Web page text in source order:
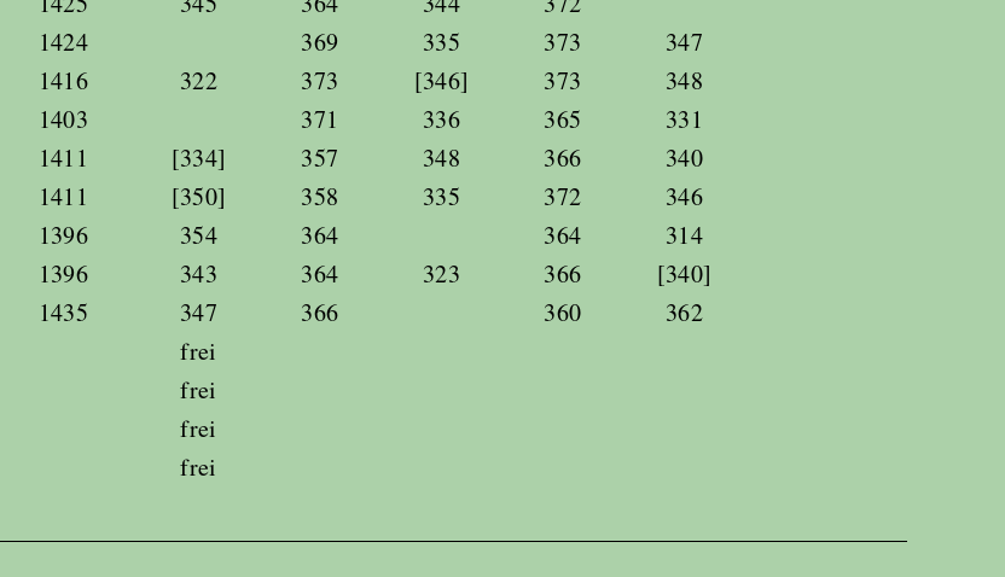
1424 369 335 373
347
1416 322 373 [346] 373
348
1403 371 336 365
331
1411 [334] 357 348 366
340
1411 [350] 358 335 372
346
1396 354 364 364
314
1396 343 364 323 366
[340]
1435 347 366 360
362
frei
frei
frei
frei